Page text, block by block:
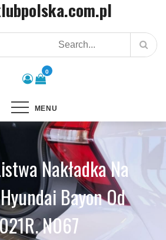
0
MENU
Nakładka Na
Bayon Od
N067